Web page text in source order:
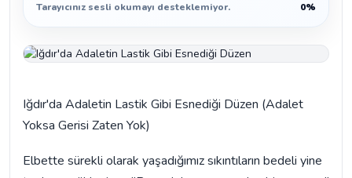
Tarayıcınız sesli okumayı desteklemiyor. 0%
Iğdır'da Adaletin Lastik Gibi Esnediği Düzen (Adalet
Yoksa Gerisi Zaten Yok)
Elbette sürekli olarak yaşadığımız sıkıntıların bedeli yine